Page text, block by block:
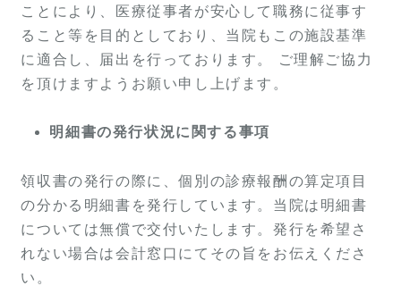
ことにより、医療従事者が安心して職務に従事す
ること等を目的としており、当院もこの施設基準
に適合し、届出を行っております。 ご理解ご協力
を頂けますようお願い申し上げます。
明細書の発行状況に関する事項
領収書の発行の際に、個別の診療報酬の算定項目
の分かる明細書を発行しています。当院は明細書
については無償で交付いたします。発行を希望さ
れない場合は会計窓口にてその旨をお伝えくださ
い。